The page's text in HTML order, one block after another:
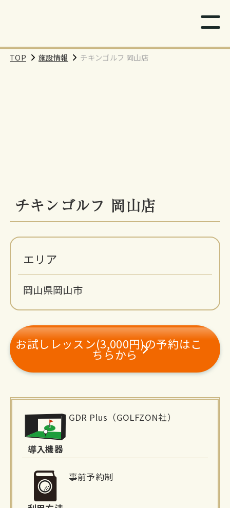
TOP 施設情報 チキンゴルフ 岡山店
チキンゴルフ 岡山店
エリア
岡山県岡山市
お試しレッスン(3,000円)の予約はこ
ちらから
導入機器
GDR Plus（GOLFZON社）
事前予約制